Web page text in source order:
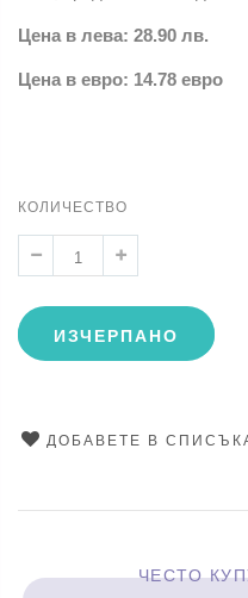
Цена в лева: 28.90 лв.
Цена в евро: 14.78 евро
КОЛИЧЕСТВО
ИЗЧЕРПАНО
ДОБАВЕТЕ В
ЧЕСТО